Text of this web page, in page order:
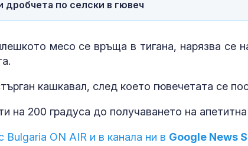
дробчета по селски в гювеч
месо се връща в тигана, нарязва се
кашкавал, след което гювечетата се
на 200 градуса до получаването на апетитна
ON AIR и в канала ни в Google News